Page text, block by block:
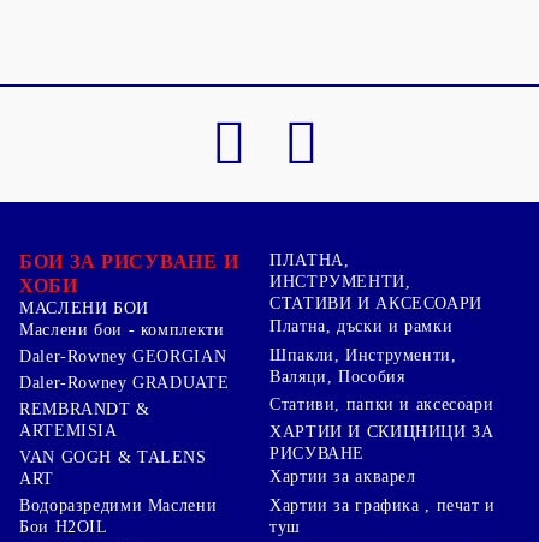
БОИ ЗА РИСУВАНЕ И
ХОБИ
МАСЛЕНИ БОИ
Маслени бои - комплекти
Daler-Rowney GEORGIAN
Daler-Rowney GRADUATE
REMBRANDT &
ARTEMISIA
VAN GOGH & TALENS
ART
Водоразредими Маслени
Бои H2OIL
ПЛАТНА,
ИНСТРУМЕНТИ,
СТАТИВИ И АКСЕСОАРИ
Платна, дъски и рамки
Шпакли, Инструменти,
Валяци, Пособия
Стативи, папки и аксесоари
ХАРТИИ И СКИЦНИЦИ ЗА
РИСУВАНЕ
Хартии за акварел
Хартии за графика , печат и
туш